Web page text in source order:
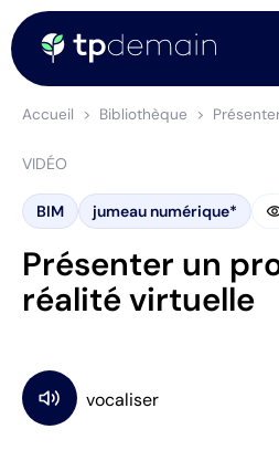
Accueil Bibliothèque
VIDÉO
BIM jumeau numérique*
Présenter un
réalité virtuelle